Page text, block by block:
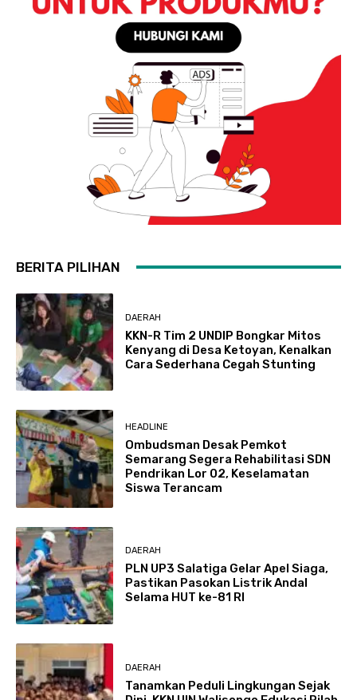
BERITA PILIHAN
DAERAH
KKN-R Tim 2 UNDIP Bongkar Mitos
Kenyang di Desa Ketoyan, Kenalkan
Cara Sederhana Cegah Stunting
HEADLINE
Ombudsman Desak Pemkot
Semarang Segera Rehabilitasi SDN
Pendrikan Lor 02, Keselamatan
Siswa Terancam
DAERAH
PLN UP3 Salatiga Gelar Apel Siaga,
Pastikan Pasokan Listrik Andal
Selama HUT ke-81 RI
DAERAH
Tanamkan Peduli Lingkungan Sejak